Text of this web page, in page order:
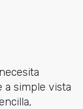
a simple vista